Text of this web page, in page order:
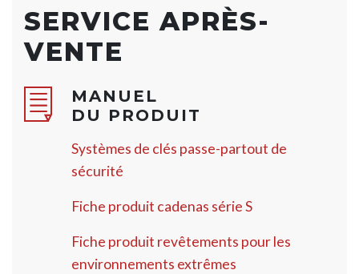
SERVICE APRÈS-
VENTE
MANUEL
DU PRODUIT
Systèmes de clés passe-partout de
sécurité
Fiche produit cadenas série S
Fiche produit revêtements pour les
environnements extrêmes